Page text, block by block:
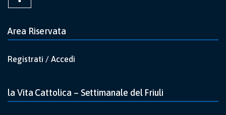
Area Riservata
Registrati / Accedi
la Vita Cattolica – Settimanale del Friuli